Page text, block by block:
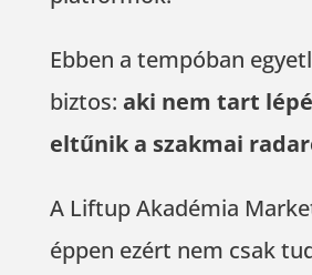
Ebben a tempóban
biztos: aki nem tart
eltűnik a szakmai
A Liftup Akadémia
éppen ezért nem csak